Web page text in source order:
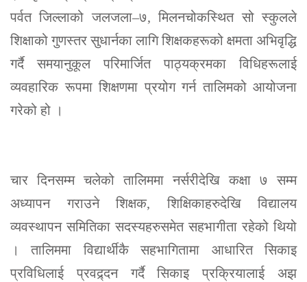
पर्वत जिल्लाको जलजला–७, मिलनचोकस्थित सो स्कुलले
शिक्षाको गुणस्तर सुधार्नका लागि शिक्षकहरूको क्षमता अभिवृद्धि
गर्दै समयानुकूल परिमार्जित पाठ्यक्रमका विधिहरूलाई
व्यवहारिक रूपमा शिक्षणमा प्रयोग गर्न तालिमको आयोजना
गरेको हो ।
चार दिनसम्म चलेको तालिममा नर्सरीदेखि कक्षा ७ सम्म
अध्यापन गराउने शिक्षक, शिक्षिकाहरुदेखि विद्यालय
व्यवस्थापन समितिका सदस्यहरुसमेत सहभागीता रहेको थियो
। तालिममा विद्यार्थीकै सहभागितामा आधारित सिकाइ
प्रविधिलाई प्रवद्र्दन गर्दै सिकाइ प्रक्रियालाई अझ